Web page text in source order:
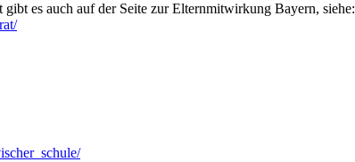
es auch auf der Seite zur Elternmitwirkung Bayern, siehe: